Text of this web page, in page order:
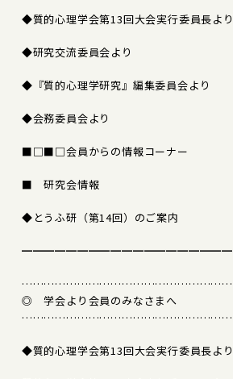
◆質的心理学会第13回大会実行委員長より
◆研究交流委員会より
◆『質的心理学研究』編集委員会より
◆会務委員会より
■□■□会員からの情報コーナー
■ 研究会情報
◆とうふ研（第14回）のご案内
◎ 学会より会員のみなさまへ
◆質的心理学会第13回大会実行委員長より